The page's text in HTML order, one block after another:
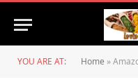
YOU ARE AT: Home »